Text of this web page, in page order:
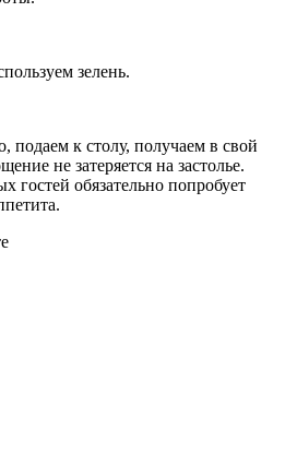
зелень.
подаем к столу, получаем в свой
не затеряется на застолье.
обязательно попробует